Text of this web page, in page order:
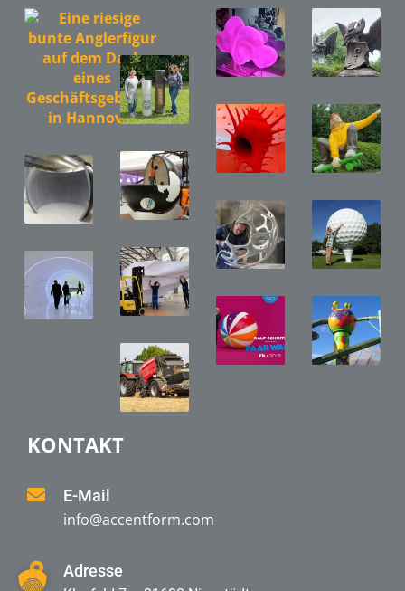
KONTAKT
E-Mail
info@accentform.com
Adresse